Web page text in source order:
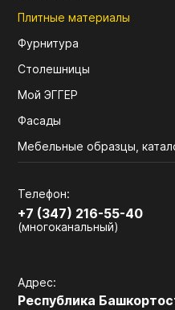
Плитные материалы
Фурнитура
Столешницы
Мой ЭГГЕР
Фасады
Мебельные образцы,
Телефон:
+7 (347) 216-55-40
(многоканальный)
Адрес:
Республика